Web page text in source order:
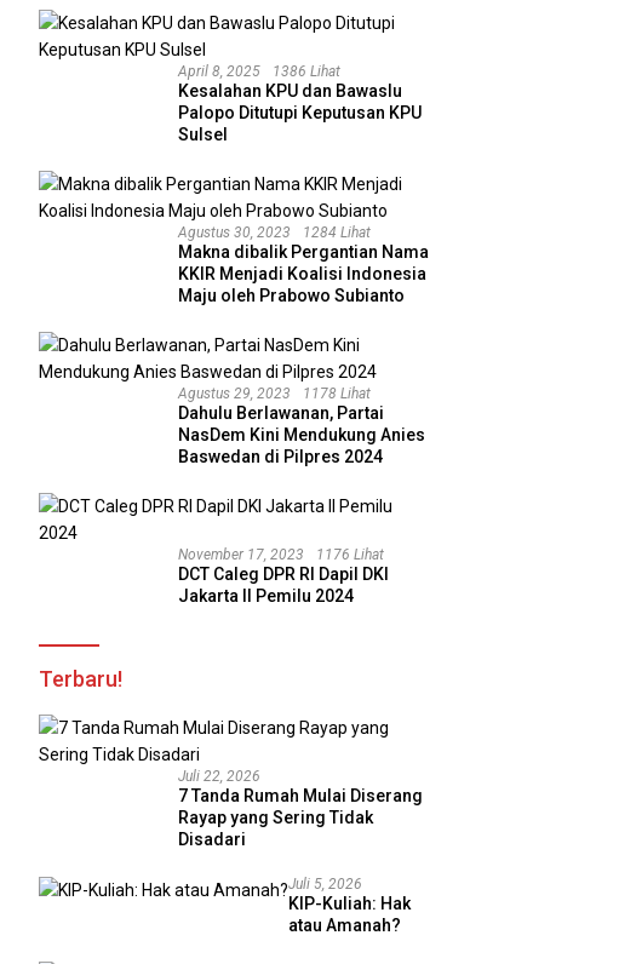
April 8, 2025 1386 Lihat
Kesalahan KPU dan Bawaslu
Palopo Ditutupi Keputusan KPU
Sulsel
Agustus 30, 2023 1284 Lihat
Makna dibalik Pergantian Nama
KKIR Menjadi Koalisi Indonesia
Maju oleh Prabowo Subianto
Agustus 29, 2023 1178 Lihat
Dahulu Berlawanan, Partai
NasDem Kini Mendukung Anies
Baswedan di Pilpres 2024
November 17, 2023 1176 Lihat
DCT Caleg DPR RI Dapil DKI
Jakarta II Pemilu 2024
Terbaru!
Juli 22, 2026
7 Tanda Rumah Mulai Diserang
Rayap yang Sering Tidak
Disadari
Juli 5, 2026
KIP-Kuliah: Hak
atau Amanah?